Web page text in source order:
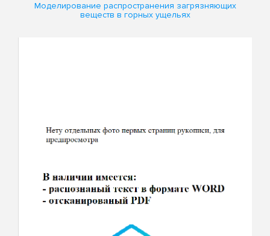
Моделирование распространения загрязняющих
веществ в горных ущельях